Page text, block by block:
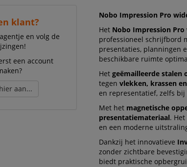
klant?
en volg de
een account
aan...
Nobo Impression Pro
Het Nobo Impression
professioneel schrijfbord
presentaties, planningen
beschikbare ruimte
Het geëmailleerde stalen
tegen vlekken, krassen
en representatief, zelfs
Met het magnetische
presentatiemateriaal. Het
en een moderne
Dankzij het innovatieve
zonder zichtbare
biedt praktische